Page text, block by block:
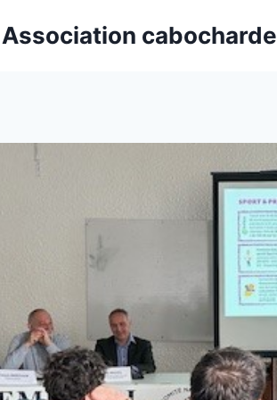
cabocharde